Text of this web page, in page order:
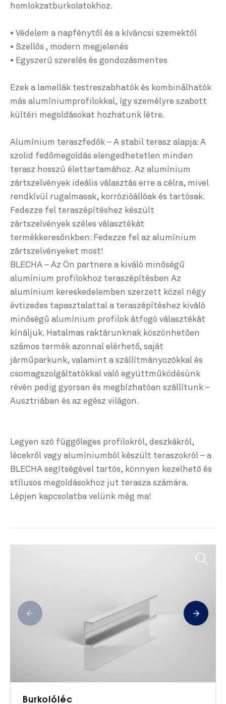
homlokzatburkolatokhoz.
• Védelem a napfénytől és a kíváncsi szemektől
• Szellős , modern megjelenés
• Egyszerű szerelés és gondozásmentes
Ezek a lamellák testreszabhatók és kombinálhatók
más alumíniumprofilokkal, így személyre szabott
kültéri megoldásokat hozhatunk létre.
Alumínium teraszfedők – A stabil terasz alapja: A
szolid fedőmegoldás elengedhetetlen minden
terasz hosszú élettartamához. Az alumínium
zártszelvények ideális választás erre a célra, mivel
rendkívül rugalmasak, korrózióállóak és tartósak.
Fedezze fel teraszépítéshez készült
zártszelvények széles választékát
termékkeresőnkben: Fedezze fel az alumínium
zártszelvényeket most!
BLECHA – Az Ön partnere a kiváló minőségű
alumínium profilokhoz teraszépítésben Az
alumínium kereskedelemben szerzett közel négy
évtizedes tapasztalattal a teraszépítéshez kiváló
minőségű alumínium profilok átfogó választékát
kínáljuk. Hatalmas raktárunknak köszönhetően
számos termék azonnal elérhető, saját
járműparkunk, valamint a szállítmányozókkal és
csomagszolgáltatókkal való együttműködésünk
révén pedig gyorsan és megbízhatóan szállítunk –
Ausztriában és az egész világon.
Legyen szó függőleges profilokról, deszkákról,
lécekről vagy alumíniumból készült teraszokról – a
BLECHA segítségével tartós, könnyen kezelhető és
stílusos megoldásokhoz jut terasza számára.
Lépjen kapcsolatba velünk még ma!
Burkolóléc